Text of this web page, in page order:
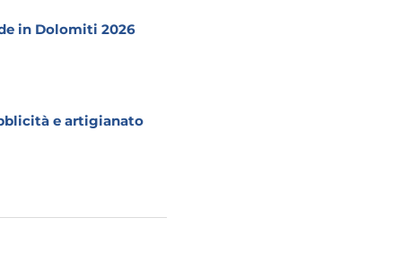
in Dolomiti 2026
e artigianato